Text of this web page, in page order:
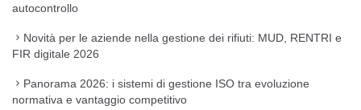
autocontrollo
Novità per le aziende nella gestione dei rifiuti: MUD, RENTRI e
FIR digitale 2026
Panorama 2026: i sistemi di gestione ISO tra evoluzione
normativa e vantaggio competitivo